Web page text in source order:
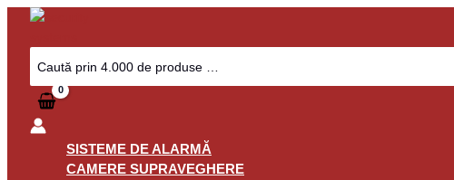
Skip
content
Search
for:
SISTEME DE ALARMĂ
CAMERE SUPRAVEGHERE